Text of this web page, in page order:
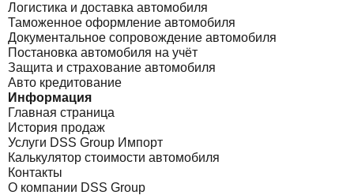
Логистика и доставка автомобиля
Таможенное оформление автомобиля
Документальное сопровождение автомобиля
Постановка автомобиля на учёт
Защита и страхование автомобиля
Авто кредитование
Информация
Главная страница
История продаж
Услуги DSS Group Импорт
Калькулятор стоимости автомобиля
Контакты
О компании DSS Group